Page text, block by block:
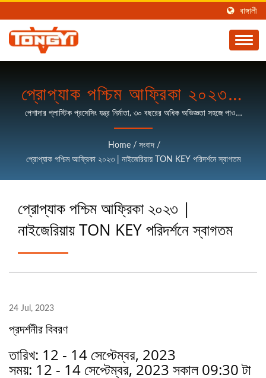
বাঙ্গালী
প্রোপ্যাক পশ্চিম আফ্রিকা ২০২৩ এ
TON KEY পরিদর্শনে স্বাগতম |
নাইজেরিয়া | প্লাস্টিক
প্রক্রিয়াকরণ মেশিন প্রস্তুতকারক
পেশাদার প্লাস্টিক প্রসেসিং যন্ত্র নির্মাতা, ৩০ বছরের অধিক অভিজ্ঞতা সহজে পাওয়া
যায়।
Home / সংবাদ /
প্রোপ্যাক পশ্চিম আফ্রিকা ২০২৩ | নাইজেরিয়ায় TON KEY পরিদর্শনে স্বাগতম
প্রোপ্যাক পশ্চিম আফ্রিকা ২০২৩ |
নাইজেরিয়ায় TON KEY পরিদর্শনে স্বাগতম
24 Jul, 2023
প্রদর্শনীর বিবরণ
তারিখ: 12 - 14 সেপ্টেম্বর, 2023
সময়: 12 - 14 সেপ্টেম্বর, 2023 সকাল 09:30 টা